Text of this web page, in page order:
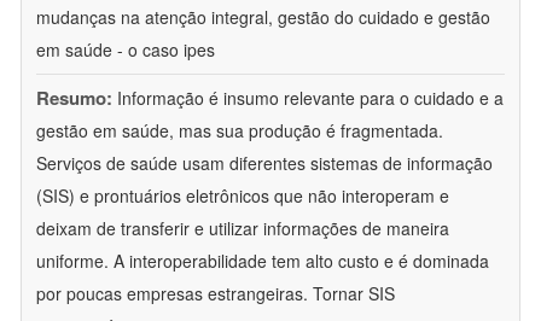
mudanças na atenção integral, gestão do cuidado e gestão
em saúde - o caso ipes
Resumo: Informação é insumo relevante para o cuidado e a
gestão em saúde, mas sua produção é fragmentada.
Serviços de saúde usam diferentes sistemas de informação
(SIS) e prontuários eletrônicos que não interoperam e
deixam de transferir e utilizar informações de maneira
uniforme. A interoperabilidade tem alto custo e é dominada
por poucas empresas estrangeiras. Tornar SIS